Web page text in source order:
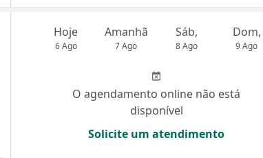
Hoje
6 Ago
Amanhã
7 Ago
Sáb,
8 Ago
Dom,
9 Ago
O agendamento online não está
disponível
Solicite um atendimento